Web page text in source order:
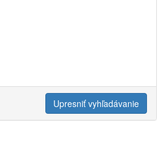
Upresniť vyhľadávanie